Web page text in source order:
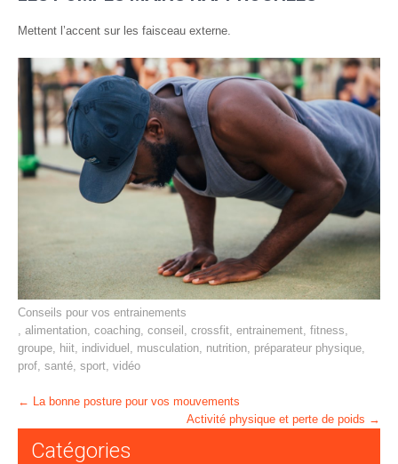
Mettent l’accent sur les faisceau externe.
Conseils pour vos entrainements
alimentation coaching conseil crossfit entrainement fitness
groupe
hiit individuel musculation nutrition préparateur physique
prof santé sport vidéo
Post
navigation
←
La bonne posture pour vos mouvements
Activité physique et perte de poids →
Catégories